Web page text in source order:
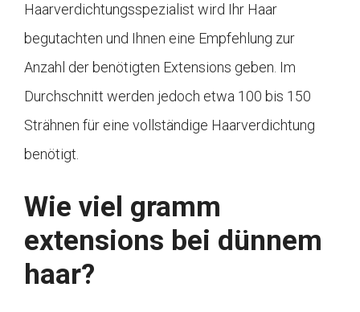
Haarverdichtungsspezialist wird Ihr Haar
begutachten und Ihnen eine Empfehlung zur
Anzahl der benötigten Extensions geben. Im
Durchschnitt werden jedoch etwa 100 bis 150
Strähnen für eine vollständige Haarverdichtung
benötigt.
Wie viel gramm
extensions bei dünnem
haar?